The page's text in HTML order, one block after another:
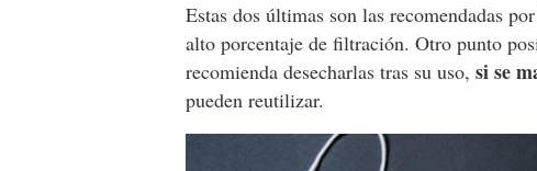
Estas dos últimas son las recomendadas
alto porcentaje de filtración. Otro punto
recomienda desecharlas tras su uso,si se
pueden reutilizar.